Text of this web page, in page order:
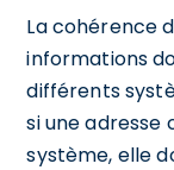
La cohérence
informations
différents
si une adresse
système, elle